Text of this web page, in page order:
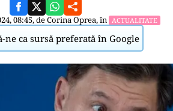
08:45, deCorina Oprea, în ACTUALITATE
ne ca sursă preferată în Google